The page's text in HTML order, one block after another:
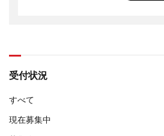
受付状況
すべて
現在募集中